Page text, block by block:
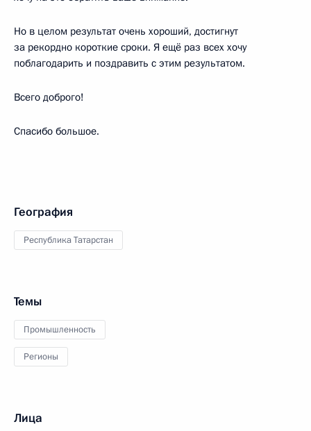
Но в целом результат очень хороший, достигнут
за рекордно короткие сроки. Я ещё раз всех хочу
поблагодарить и поздравить с этим результатом.
Всего доброго!
Спасибо большое.
География
Республика Татарстан
Темы
Промышленность
Регионы
Лица